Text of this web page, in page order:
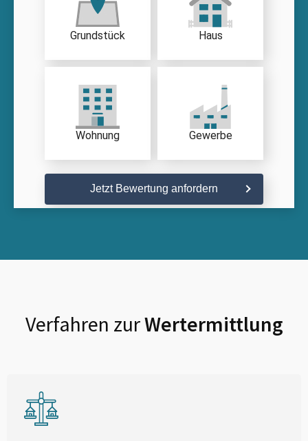
Grundstück Haus
Wohnung Gewerbe
Jetzt Bewertung anfordern
Verfahren zurWertermittlung